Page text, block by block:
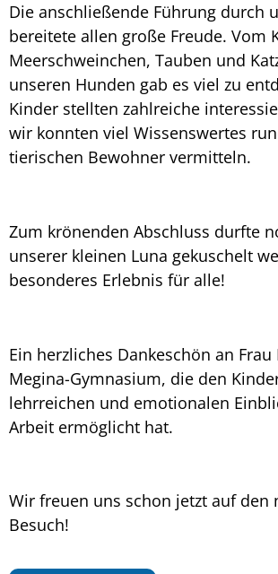
Die anschließende Führung durch
bereitete allen große Freude. Vom
Meerschweinchen, Tauben und
unseren Hunden gab es viel zu
Kinder stellten zahlreiche
wir konnten viel Wissenswertes
tierischen Bewohner vermitteln.
Zum krönenden Abschluss durfte
unserer kleinen Luna gekuschelt
besonderes Erlebnis für alle!
Ein herzliches Dankeschön an Frau
Megina-Gymnasium, die den
lehrreichen und emotionalen
Arbeit ermöglicht hat.
Wir freuen uns schon jetzt auf den
Besuch!